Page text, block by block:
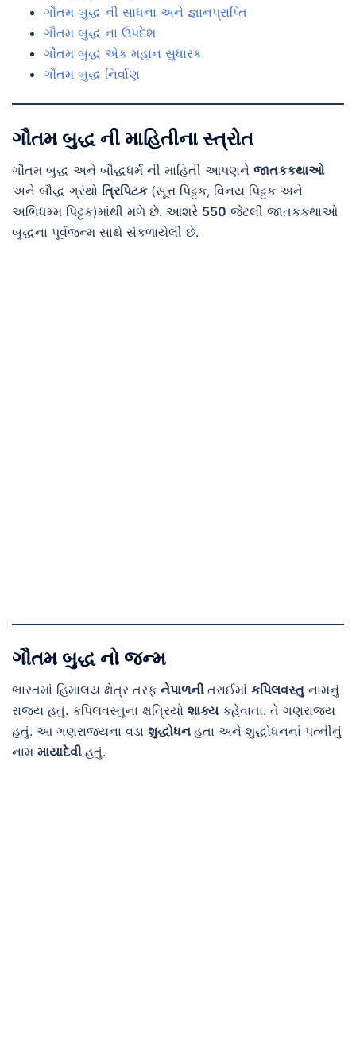
ગૌતમ બુદ્ધ ની સાધના અને જ્ઞાનપ્રાપ્તિ
ગૌતમ બુદ્ધ ના ઉપદેશ
ગૌતમ બુદ્ધ એક મહાન સુધારક
ગૌતમ બુદ્ધ નિર્વાણ
ગૌતમ બુદ્ધ ની માહિતીના સ્ત્રોત
ગૌતમ બુદ્ધ અને બૌદ્ધધર્મ ની માહિતી આપણને જાતકકથાઓ
અને બૌદ્ધ ગ્રંથો ત્રિપિટક(સૂત્ત પિટ્ટક, વિનય પિટ્ટક અને
અભિધમ્મ પિટ્ટક)માંથી મળે છે. આશરે 550 જેટલી જાતકકથાઓ
બુદ્ધના પૂર્વજન્મ સાથે સંકળાયેલી છે.
ગૌતમ બુદ્ધ નો જન્મ
ભારતમાં હિમાલય ક્ષેત્ર તરફ નેપાળની તરાઈમાં કપિલવસ્તુ નામનું
રાજ્ય હતું. કપિલવસ્તુના ક્ષત્રિયો શાક્ય કહેવાતા. તે ગણરાજ્ય
હતું. આ ગણરાજ્યના વડા શુદ્ધોધન હતા અને શુદ્ધોધનનાં પત્નીનું
નામ માયાદેવી હતું.